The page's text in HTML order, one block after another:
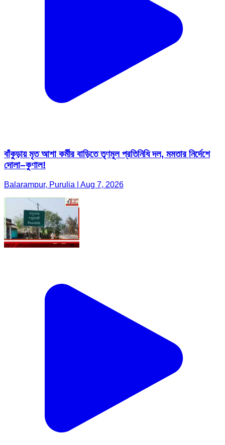
বাঁকুড়ায় মৃত আশা কর্মীর বাড়িতে তৃণমূল প্রতিনিধি দল, মমতার নির্দেশে
দোলা–কুণাল!
Balarampur, Purulia | Aug 7, 2026